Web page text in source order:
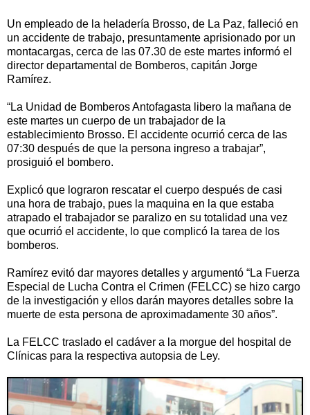
Un empleado de la heladería Brosso, de La Paz, falleció en
un accidente de trabajo, presuntamente aprisionado por un
montacargas, cerca de las 07.30 de este martes informó el
director departamental de Bomberos, capitán Jorge
Ramírez.
“La Unidad de Bomberos Antofagasta libero la mañana de
este martes un cuerpo de un trabajador de la
establecimiento Brosso. El accidente ocurrió cerca de las
07:30 después de que la persona ingreso a trabajar”,
prosiguió el bombero.
Explicó que lograron rescatar el cuerpo después de casi
una hora de trabajo, pues la maquina en la que estaba
atrapado el trabajador se paralizo en su totalidad una vez
que ocurrió el accidente, lo que complicó la tarea de los
bomberos.
Ramírez evitó dar mayores detalles y argumentó “La Fuerza
Especial de Lucha Contra el Crimen (FELCC) se hizo cargo
de la investigación y ellos darán mayores detalles sobre la
muerte de esta persona de aproximadamente 30 años”.
La FELCC traslado el cadáver a la morgue del hospital de
Clínicas para la respectiva autopsia de Ley.